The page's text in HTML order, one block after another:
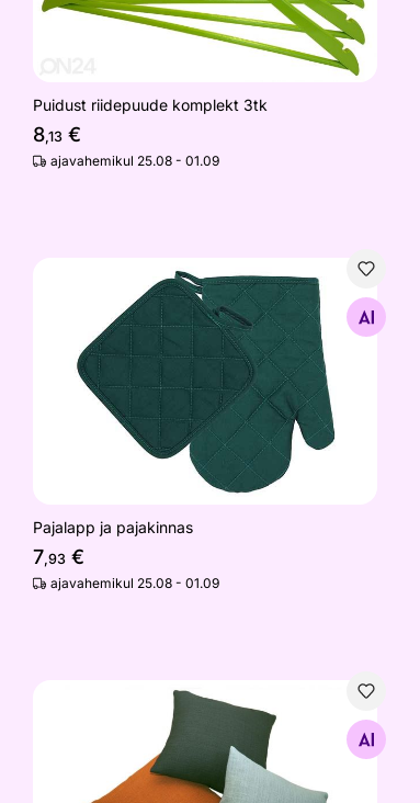
Puidust riidepuude komplekt 3tk
8,13 €
ajavahemikul 25.08 - 01.09
Pajalapp ja pajakinnas
Otsi sarnaseid
Pajalapp ja pajakinnas
7,93 €
ajavahemikul 25.08 - 01.09
Dekoratiivpadi Adonis 44x44 cm
Otsi sarnaseid